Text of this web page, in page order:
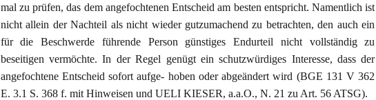
mal zu prüfen, das dem angefochtenen Entscheid am besten entspricht. Namentlich ist
nicht allein der Nachteil als nicht wieder gutzumachend zu betrachten, den auch ein
für die Beschwerde führende Person günstiges Endurteil nicht vollständig zu
beseitigen vermöchte. In der Regel genügt ein schutzwürdiges Interesse, dass der
angefochtene Entscheid sofort aufge- hoben oder abgeändert wird (BGE 131 V 362
E. 3.1 S. 368 f. mit Hinweisen und UELI KIESER, a.a.O., N. 21 zu Art. 56 ATSG).